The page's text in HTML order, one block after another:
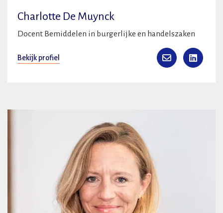
Charlotte De Muynck
Docent Bemiddelen in burgerlijke en handelszaken
Bekijk profiel